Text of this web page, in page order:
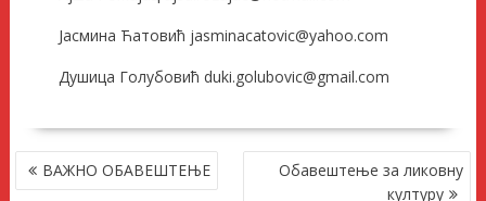
Јасмина Ћатовић jasminacatovic@yahoo.com
Душица Голубовић duki.golubovic@gmail.com
КРЕТАЊЕ
ЧЛАНКА
ВАЖНО ОБАВЕШТЕЊЕ
Обавештење за ликовну
културу